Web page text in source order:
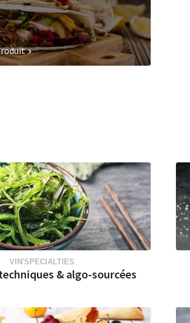
VIN'SPECIALTIES
& algo-sourcées